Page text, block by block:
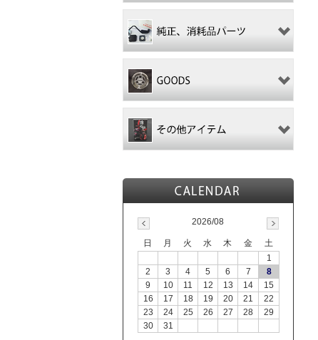
2026/08
日 月 火 水 木 金
土
1
2
3 4 5 6 7
8
9
10 11 12 13 14
15
16
17 18 19 20 21
22
23
24 25 26 27 28
29
30
31